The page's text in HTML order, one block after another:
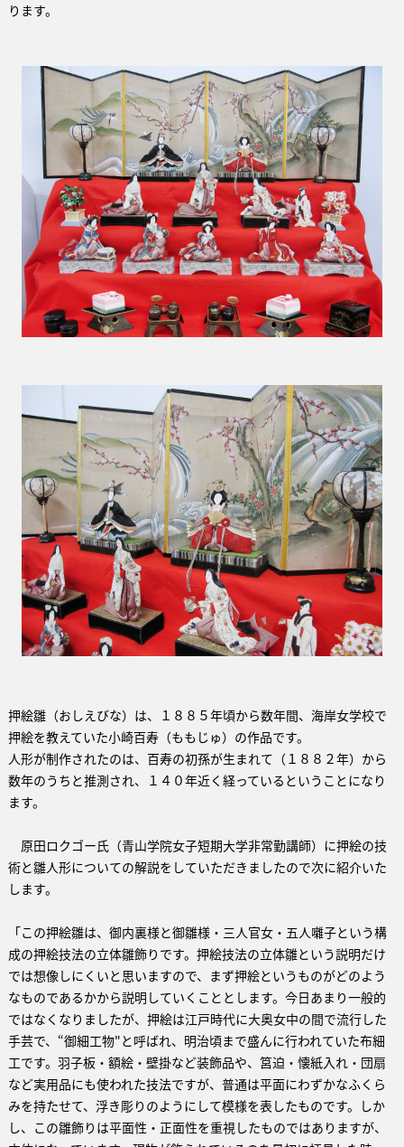
ります。
押絵雛（おしえびな）は、１８８５年頃から数年間、海岸女学校で
押絵を教えていた小崎百寿（ももじゅ）の作品です。
人形が制作されたのは、百寿の初孫が生まれて（１８８２年）から
数年のうちと推測され、１４０年近く経っているということになり
ます。
原田ロクゴー氏（青山学院女子短期大学非常勤講師）に押絵の技
術と雛人形についての解説をしていただきましたので次に紹介いた
します。
「この押絵雛は、御内裏様と御雛様・三人官女・五人囃子という構
成の押絵技法の立体雛飾りです。押絵技法の立体雛という説明だけ
では想像しにくいと思いますので、まず押絵というものがどのよう
なものであるかから説明していくこととします。今日あまり一般的
ではなくなりましたが、押絵は江戸時代に大奥女中の間で流行した
手芸で、“御細工物"と呼ばれ、明治頃まで盛んに行われていた布細
工です。羽子板・額絵・壁掛など装飾品や、筥迫・懐紙入れ・団扇
など実用品にも使われた技法ですが、普通は平面にわずかなふくら
みを持たせて、浮き彫りのようにして模様を表したものです。しか
し、この雛飾りは平面性・正面性を重視したものではありますが、